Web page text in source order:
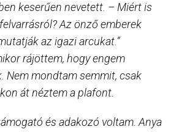
keserűen nevetett. – Miért is
Az önző emberek
az igazi arcukat.”
rájöttem, hogy engem
Nem mondtam semmit, csak
át néztem a plafont.
és adakozó voltam. Anya